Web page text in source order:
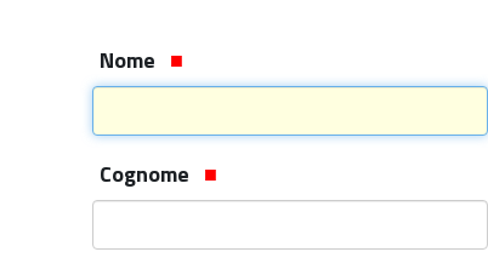
Nome
Cognome